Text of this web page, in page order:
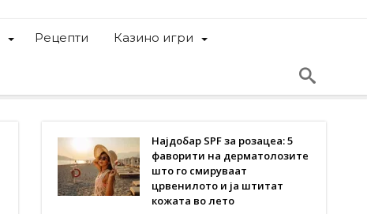
Рецепти Казино игри
Најдобар SPF за розацеа: 5
фаворити на дерматолозите
што го смируваат
црвенилото и ја штитат
кожата во лето